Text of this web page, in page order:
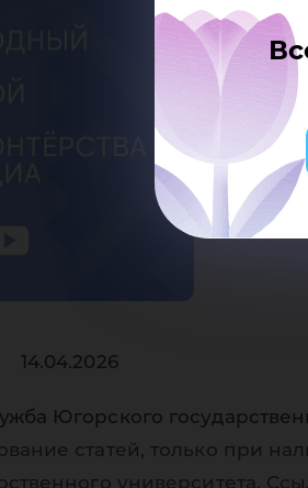
14.04.2026
Югорского
статей, только при
университета.